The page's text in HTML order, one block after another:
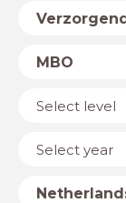
Subject
School
typeMBO
Level
Select level
YearSelect year
Country